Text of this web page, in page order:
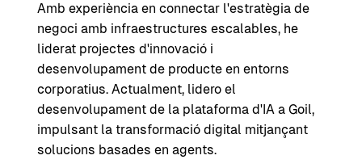
Amb experiència en connectar l'estratègia de
negoci amb infraestructures escalables, he
liderat projectes d'innovació i
desenvolupament de producte en entorns
corporatius. Actualment, lidero el
desenvolupament de la plataforma d'IA a Goil,
impulsant la transformació digital mitjançant
solucions basades en agents.